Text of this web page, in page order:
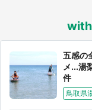
with
五感の
メ...湯
件
鳥取県